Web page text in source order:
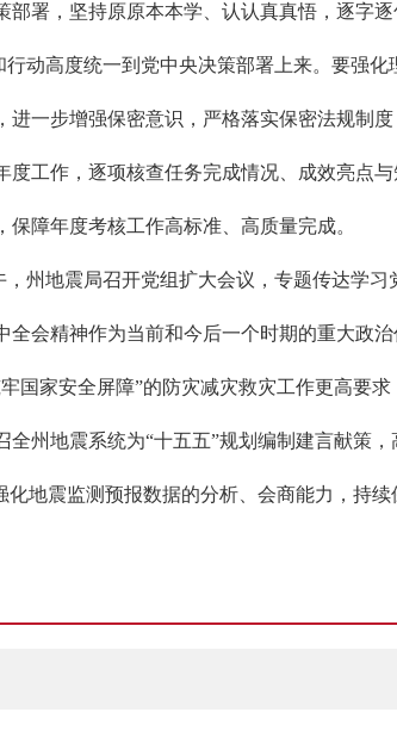
署，坚持原原本本学、认认真真悟，逐字
动高度统一到党中央决策部署上来。要强
一步增强保密意识，严格落实保密法规制
工作，逐项核查任务完成情况、成效亮点
障年度考核工作高标准、高质量完成。
州地震局召开党组扩大会议，专题传达学习
会精神作为当前和今后一个时期的重大政
国家安全屏障”的防灾减灾救灾工作更高要
州地震系统为“十五五”规划编制建言献策
地震监测预报数据的分析、会商能力，持